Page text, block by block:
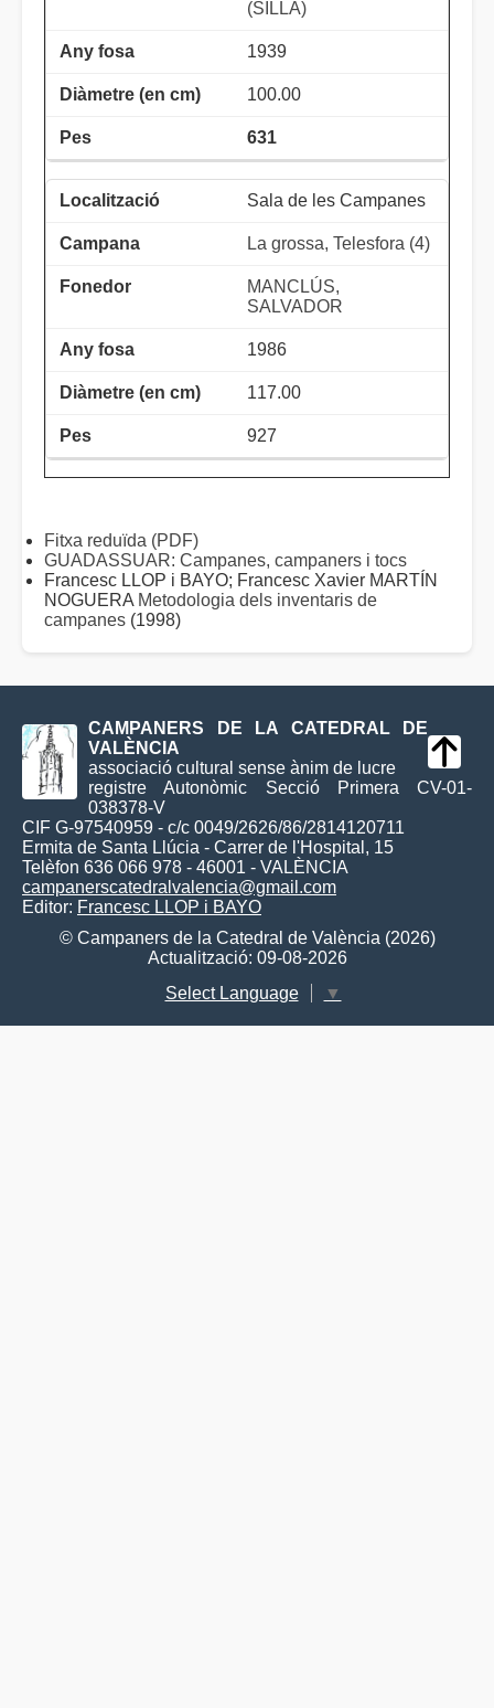
(SILLA)
1939
100.00
631
Sala de les Campanes
La grossa, Telesfora (4)
MANCLÚS,
SALVADOR
1986
117.00
927
Fitxa reduïda (PDF)
GUADASSUAR: Campanes, campaners i tocs
Francesc LLOP i BAYO; Francesc Xavier MARTÍN
NOGUERA Metodologia dels inventaris de
campanes (1998)
CAMPANERS DE LA CATEDRAL DE
VALÈNCIA
associació cultural sense ànim de lucre
registre Autonòmic Secció Primera CV-01-
038378-V
CIF G-97540959 - c/c 0049/2626/86/2814120711
Ermita de Santa Llúcia - Carrer de l'Hospital, 15
Telèfon 636 066 978 - 46001 - VALÈNCIA
campanerscatedralvalencia@gmail.com
Editor: Francesc LLOP i BAYO
© Campaners de la Catedral de València (2026)
Actualització: 09-08-2026
Select Language
▼